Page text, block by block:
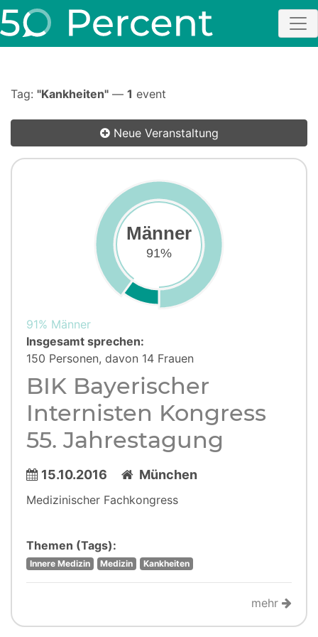
Tag: "Kankheiten" — 1 event
Neue Veranstaltung
Männer
91%
91% Männer
Insgesamt sprechen:
150 Personen, davon 14 Frauen
BIK Bayerischer
Internisten Kongress
55. Jahrestagung
15.10.2016 München
Medizinischer Fachkongress
Themen (Tags):
Innere Medizin Medizin Kankheiten
mehr